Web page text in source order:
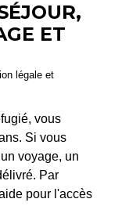
ET
légale et
vous
Si vous
voyage, un
Par
pour l'accès